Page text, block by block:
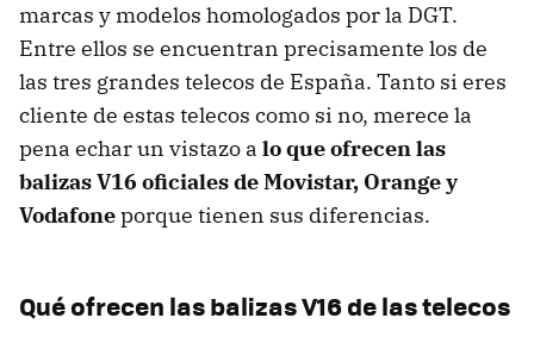
marcas y modelos homologados por la DGT.
Entre ellos se encuentran precisamente los de
las tres grandes telecos de España. Tanto si eres
cliente de estas telecos como si no, merece la
pena echar un vistazo a lo que ofrecen las
balizas V16 oficiales de Movistar, Orange y
Vodafoneporque tienen sus diferencias.
Qué ofrecen las balizas V16 de las telecos